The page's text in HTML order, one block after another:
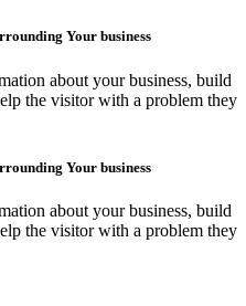
Your business
about your business, build
the visitor with a problem they
Your business
about your business, build
the visitor with a problem they